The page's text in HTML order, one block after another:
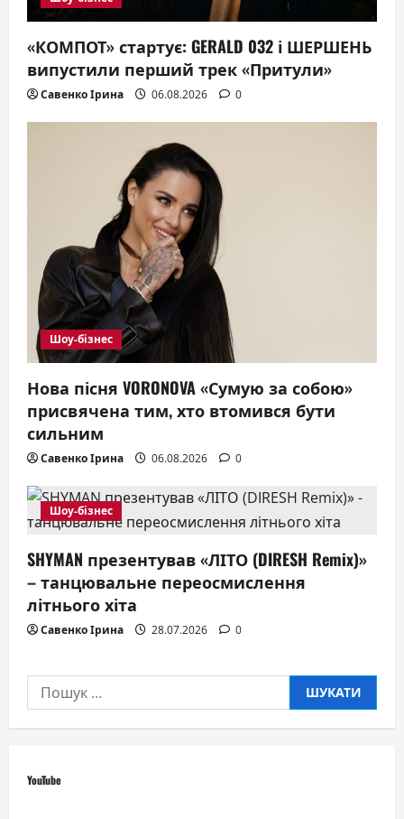
«КОМПОТ» стартує: GERALD 032 і ШЕРШЕНЬ
випустили перший трек «Притули»
Савенко Ірина 06.08.2026 0
Шоу-бізнес
Нова пісня VORONOVA «Сумую за собою»
присвячена тим, хто втомився бути
сильним
Савенко Ірина 06.08.2026 0
Шоу-бізнес
SHYMAN презентував «ЛІТО (DIRESH Remix)»
– танцювальне переосмислення
літнього хіта
Савенко Ірина 28.07.2026 0
Пошук:
YouTube